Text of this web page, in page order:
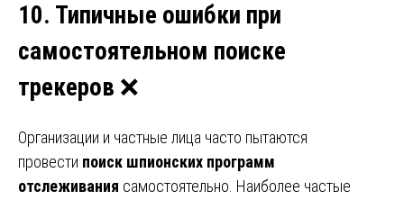
10. Типичные ошибки при
самостоятельном поиске
трекеров ❌
Организации и частные лица часто пытаются
провести поиск шпионских программ
отслеживания самостоятельно. Наиболее частые